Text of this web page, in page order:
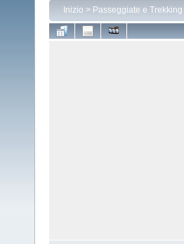
Inizio > Passeggiate e Trekking